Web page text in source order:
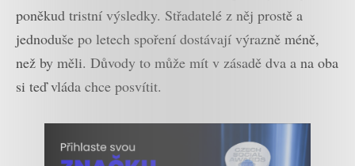
poněkud tristní výsledky. Střadatelé z něj prostě a
jednoduše po letech spoření dostávají výrazně méně,
než by měli. Důvody to může mít v zásadě dva a na oba
si teď vláda chce posvítit.